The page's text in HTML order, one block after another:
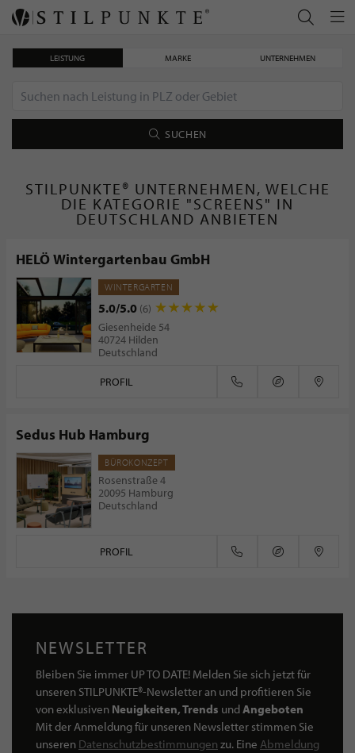
LEISTUNG MARKE UNTERNEHMEN
SUCHEN
STILPUNKTE® UNTERNEHMEN, WELCHE
DIE KATEGORIE "SCREENS" IN
DEUTSCHLAND ANBIETEN
HELÖ Wintergartenbau GmbH
WINTERGARTEN
5.0/5.0 (6)
Giesenheide 54
40724 Hilden
Deutschland
PROFIL
Sedus Hub Hamburg
BÜROKONZEPT
Rosenstraße 4
20095 Hamburg
Deutschland
PROFIL
NEWSLETTER
Bleiben Sie immer UP TO DATE! Melden Sie sich jetzt für
unseren STILPUNKTE®-Newsletter an und profitieren Sie
von exklusiven Neuigkeiten, Trends undAngeboten
Mit der Anmeldung für unseren Newsletter stimmen Sie
unseren Datenschutzbestimmungen zu. Eine Abmeldung